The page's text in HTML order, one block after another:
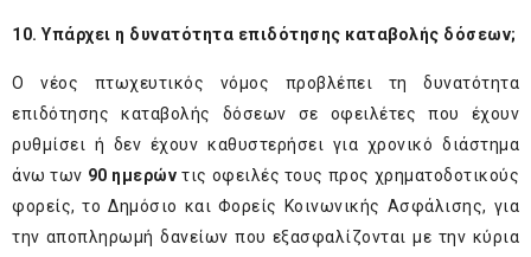
10. Υπάρχει η δυνατότητα επιδότησης καταβολής δόσεων;
Ο νέος πτωχευτικός νόμος προβλέπει τη δυνατότητα
επιδότησης καταβολής δόσεων σε οφειλέτες που έχουν
ρυθμίσει ή δεν έχουν καθυστερήσει για χρονικό διάστημα
άνω των 90 ημερών τις οφειλές τους προς χρηματοδοτικούς
φορείς, το Δημόσιο και Φορείς Κοινωνικής Ασφάλισης, για
την αποπληρωμή δανείων που εξασφαλίζονται με την κύρια